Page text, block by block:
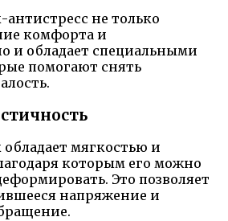
не только
комфорта и
и обладает специальными
помогают снять
мягкостью и
которым его можно
Это позволяет
напряжение и